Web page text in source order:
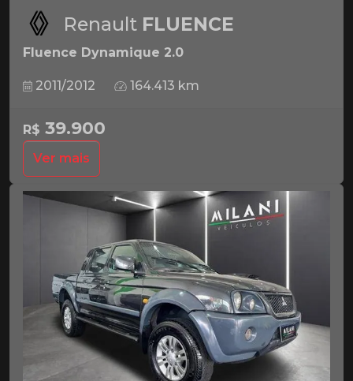
Renault FLUENCE
Fluence Dynamique 2.0
2011/2012 164.413 km
R$ 39.900
Ver mais